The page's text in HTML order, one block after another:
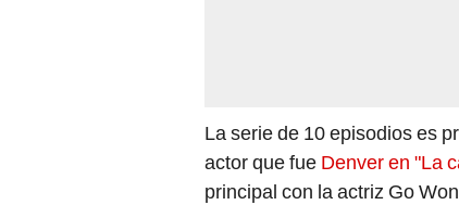
La serie de 10 episodios es
actor que fue Denver en "La
principal con la actriz Go